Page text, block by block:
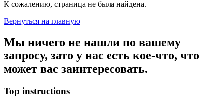
К сожалению, страница не была найдена.
Вернуться на главную
Мы ничего не нашли по вашему
запросу, зато у нас есть кое-что, что
может вас заинтересовать.
Top instructions